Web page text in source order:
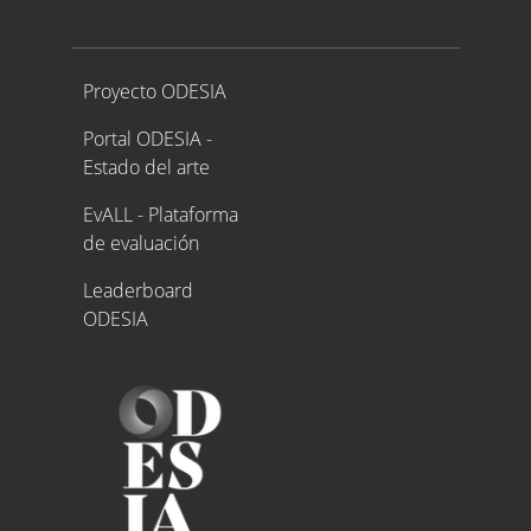
Proyecto ODESIA
Proyecto ODESIA
Portal ODESIA -
Estado del arte
EvALL - Plataforma
de evaluación
Leaderboard
ODESIA